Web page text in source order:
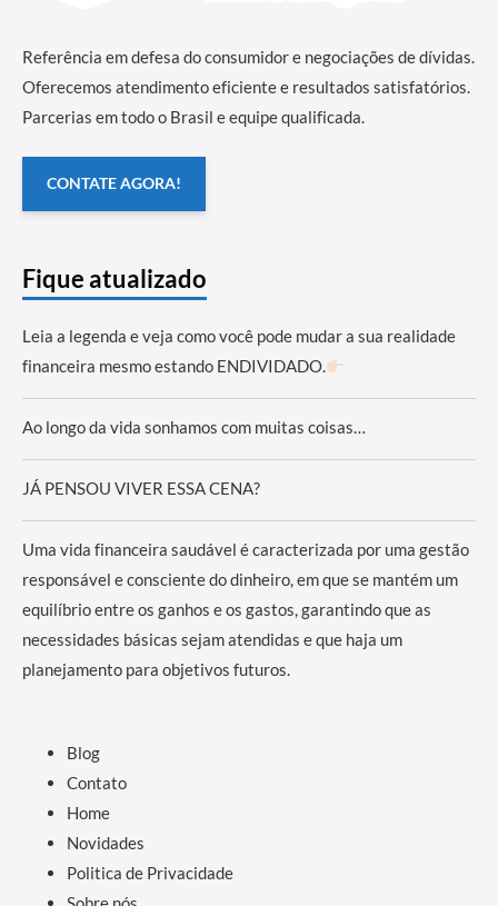
Referência em defesa do consumidor e negociações de dívidas.
Oferecemos atendimento eficiente e resultados satisfatórios.
Parcerias em todo o Brasil e equipe qualificada.
CONTATE AGORA!
Fique atualizado
Leia a legenda e veja como você pode mudar a sua realidade
financeira mesmo estando ENDIVIDADO.
Ao longo da vida sonhamos com muitas coisas…
JÁ PENSOU VIVER ESSA CENA?
Uma vida financeira saudável é caracterizada por uma gestão
responsável e consciente do dinheiro, em que se mantém um
equilíbrio entre os ganhos e os gastos, garantindo que as
necessidades básicas sejam atendidas e que haja um
planejamento para objetivos futuros.
Blog
Contato
Home
Novidades
Politica de Privacidade